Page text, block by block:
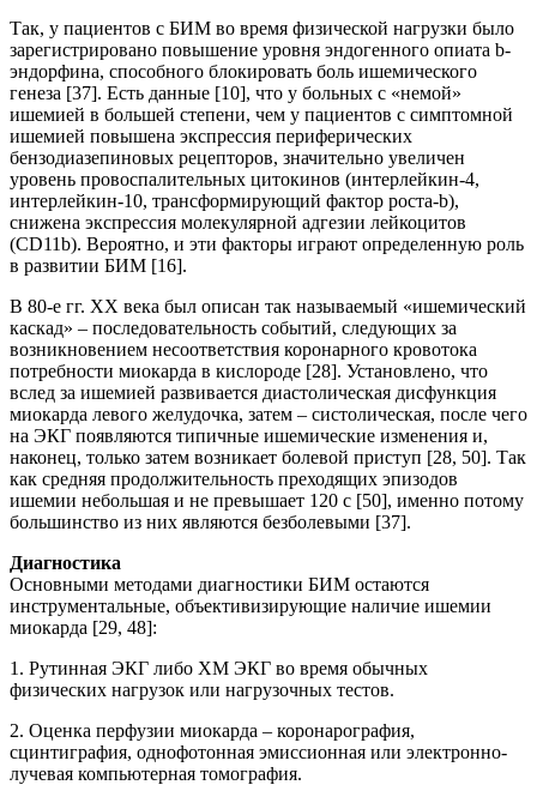
Так, у пациентов с БИМ во время физической нагрузки было
зарегистрировано повышение уровня эндогенного опиата b-
эндорфина, способного блокировать боль ишемического
генеза [37]. Есть данные [10], что у больных с «немой»
ишемией в большей степени, чем у пациентов с симптомной
ишемией повышена экспрессия периферических
бензодиазепиновых рецепторов, значительно увеличен
уровень провоспалительных цитокинов (интерлейкин-4,
интерлейкин-10, трансформирующий фактор роста-b),
снижена экспрессия молекулярной адгезии лейкоцитов
(CD11b). Вероятно, и эти факторы играют определенную роль
в развитии БИМ [16].
В 80-е гг. XX века был описан так называемый «ишемический
каскад» – последовательность событий, следующих за
возникновением несоответствия коронарного кровотока
потребности миокарда в кислороде [28]. Установлено, что
вслед за ишемией развивается диастолическая дисфункция
миокарда левого желудочка, затем – систолическая, после чего
на ЭКГ появляются типичные ишемические изменения и,
наконец, только затем возникает болевой приступ [28, 50]. Так
как средняя продолжительность преходящих эпизодов
ишемии небольшая и не превышает 120 с [50], именно потому
большинство из них являются безболевыми [37].
Диагностика
Основными методами диагностики БИМ остаются
инструментальные, объективизирующие наличие ишемии
миокарда [29, 48]:
1. Рутинная ЭКГ либо ХМ ЭКГ во время обычных
физических нагрузок или нагрузочных тестов.
2. Оценка перфузии миокарда – коронарография,
сцинтиграфия, однофотонная эмиссионная или электронно-
лучевая компьютерная томография.